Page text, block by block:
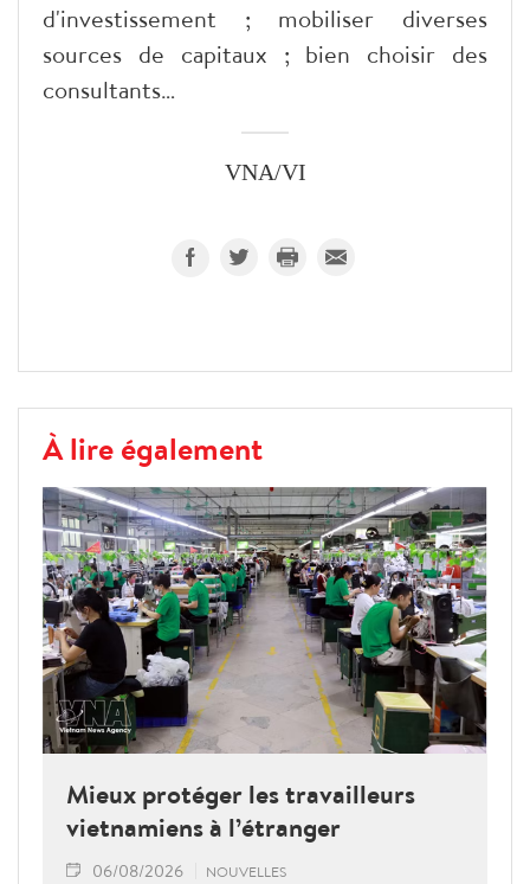
d'investissement ; mobiliser diverses
sources de capitaux ; bien choisir des
consultants…
VNA/VI
À lire également
Mieux protéger les travailleurs
vietnamiens à l’étranger
06/08/2026 NOUVELLES